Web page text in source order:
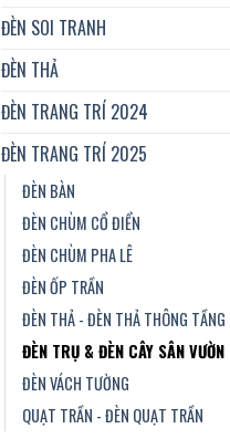
ĐÈN SOI TRANH
ĐÈN THẢ
ĐÈN TRANG TRÍ 2024
ĐÈN TRANG TRÍ 2025
ĐÈN BÀN
ĐÈN CHÙM CỔ ĐIỂN
ĐÈN CHÙM PHA LÊ
ĐÈN ỐP TRẦN
ĐÈN THẢ - ĐÈN THẢ THÔNG TẦNG
ĐÈN TRỤ & ĐÈN CÂY SÂN VƯỜN
ĐÈN VÁCH TƯỜNG
QUẠT TRẦN - ĐÈN QUẠT TRẦN